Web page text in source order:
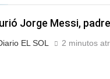
Jorge Messi,
EL SOL 2 minutos